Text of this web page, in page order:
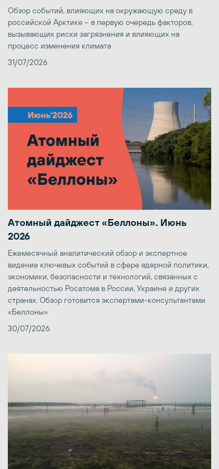
Обзор событий, влияющих на окружающую среду в
российской Арктике – в первую очередь факторов,
вызывающих риски загрязнения и влияющих на
процесс изменения климата
31/07/2026
Атомный дайджест «Беллоны». Июнь
2026
Ежемесячный аналитический обзор и экспертное
видение ключевых событий в сфере ядерной политики,
экономики, безопасности и технологий, связанных с
деятельностью Росатома в России, Украине и других
странах. Обзор готовится экспертами-консультантами
«Беллоны»
30/07/2026